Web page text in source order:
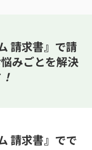
請求書』で請
みごとを解決
！
請求書』でで